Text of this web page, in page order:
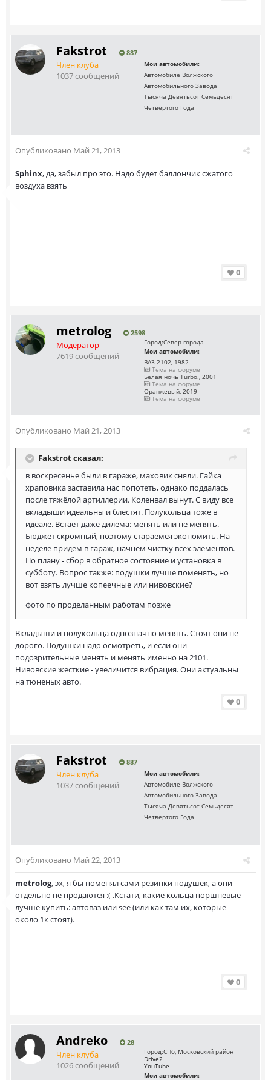
Fakstrot 887
Член клуба
1037 сообщений
Мои автомобили:
Автомобиле Волжского
Автомобильного Завода
Тысяча Девятьсот Семьдесят
Четвертого Года
Опубликовано Май 21, 2013
Sphinx, да, забыл про это. Надо будет баллончик сжатого
воздуха взять
0
metrolog 2598
Модератор
7619 сообщений
Город:Север города
Мои автомобили:
ВАЗ 2102, 1982
Тема на форуме
Белая ночь Turbo., 2001
Тема на форуме
Оранжевый, 2019
Тема на форуме
Опубликовано Май 21, 2013
Fakstrot сказал:
в воскресенье были в гараже, маховик сняли. Гайка
храповика заставила нас попотеть, однако поддалась
после тяжёлой артиллерии. Коленвал вынут. С виду все
вкладыши идеальны и блестят. Полукольца тоже в
идеале. Встаёт даже дилема: менять или не менять.
Бюджет скромный, поэтому стараемся экономить. На
неделе придем в гараж, начнём чистку всех элементов.
По плану - сбор в обратное состояние и установка в
субботу. Вопрос также: подушки лучше поменять, но
вот взять лучше копеечные или нивовские?
фото по проделанным работам позже
Вкладыши и полукольца однозначно менять. Стоят они не
дорого. Подушки надо осмотреть, и если они
подозрительные менять и менять именно на 2101.
Нивовские жесткие - увеличится вибрация. Они актуальны
на тюненых авто.
0
Fakstrot 887
Член клуба
1037 сообщений
Мои автомобили:
Автомобиле Волжского
Автомобильного Завода
Тысяча Девятьсот Семьдесят
Четвертого Года
Опубликовано Май 22, 2013
metrolog, эх, я бы поменял сами резинки подушек, а они
отдельно не продаются :( .Кстати, какие кольца поршневые
лучше купить: автоваз или see (или как там их, которые
около 1к стоят).
0
Andreko 28
Член клуба
1026 сообщений
Город:СПб, Московский район
Drive2
YouTube
Мои автомобили: